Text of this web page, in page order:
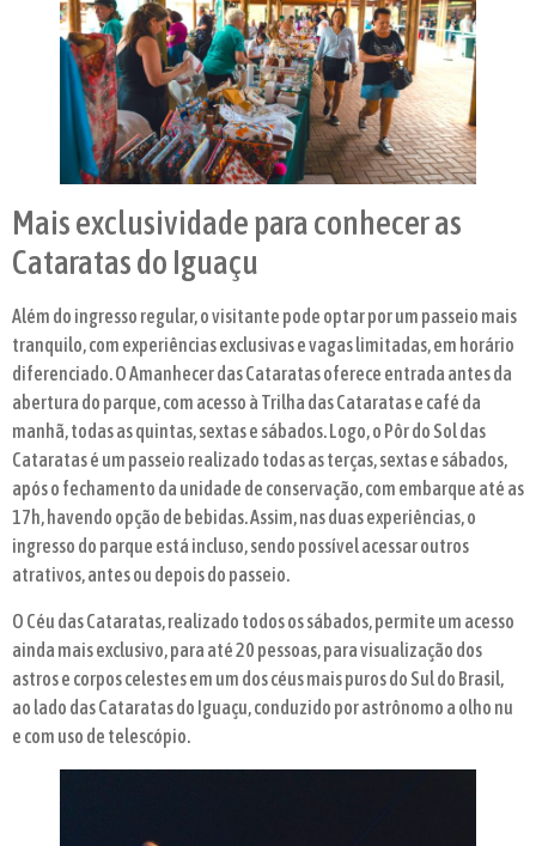
Mais exclusividade para conhecer as
Cataratas do Iguaçu
Além do ingresso regular, o visitante pode optar por um passeio mais
tranquilo, com experiências exclusivas e vagas limitadas, em horário
diferenciado. O Amanhecer das Cataratas oferece entrada antes da
abertura do parque, com acesso à Trilha das Cataratas e café da
manhã, todas as quintas, sextas e sábados. Logo, o Pôr do Sol das
Cataratas é um passeio realizado todas as terças, sextas e sábados,
após o fechamento da unidade de conservação, com embarque até as
17h, havendo opção de bebidas. Assim, nas duas experiências, o
ingresso do parque está incluso, sendo possível acessar outros
atrativos, antes ou depois do passeio.
O Céu das Cataratas, realizado todos os sábados, permite um acesso
ainda mais exclusivo, para até 20 pessoas, para visualização dos
astros e corpos celestes em um dos céus mais puros do Sul do Brasil,
ao lado das Cataratas do Iguaçu, conduzido por astrônomo a olho nu
e com uso de telescópio.